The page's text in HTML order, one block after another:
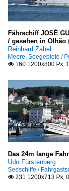
Fährschiff JOSÉ
/ gesehen in Olhão
Reinhard Zabel
Meere, Seegebiete /
 160 1200x800 Px,
Das 24m lange
Udo Fürstenberg
Seeschiffe /
 231 1200x713 Px,